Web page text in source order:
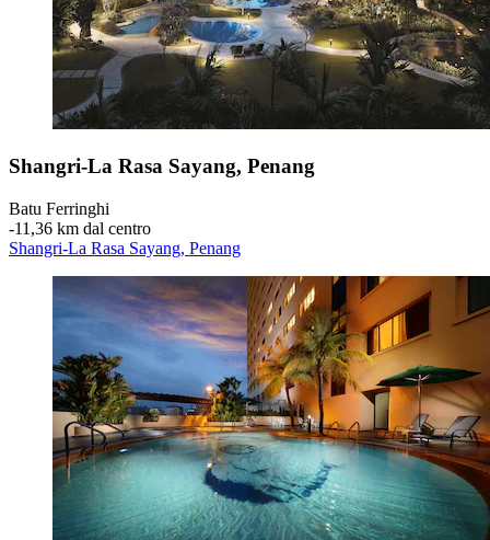
Shangri-La Rasa Sayang, Penang
Batu Ferringhi
‐11,36 km dal centro
Shangri-La Rasa Sayang, Penang